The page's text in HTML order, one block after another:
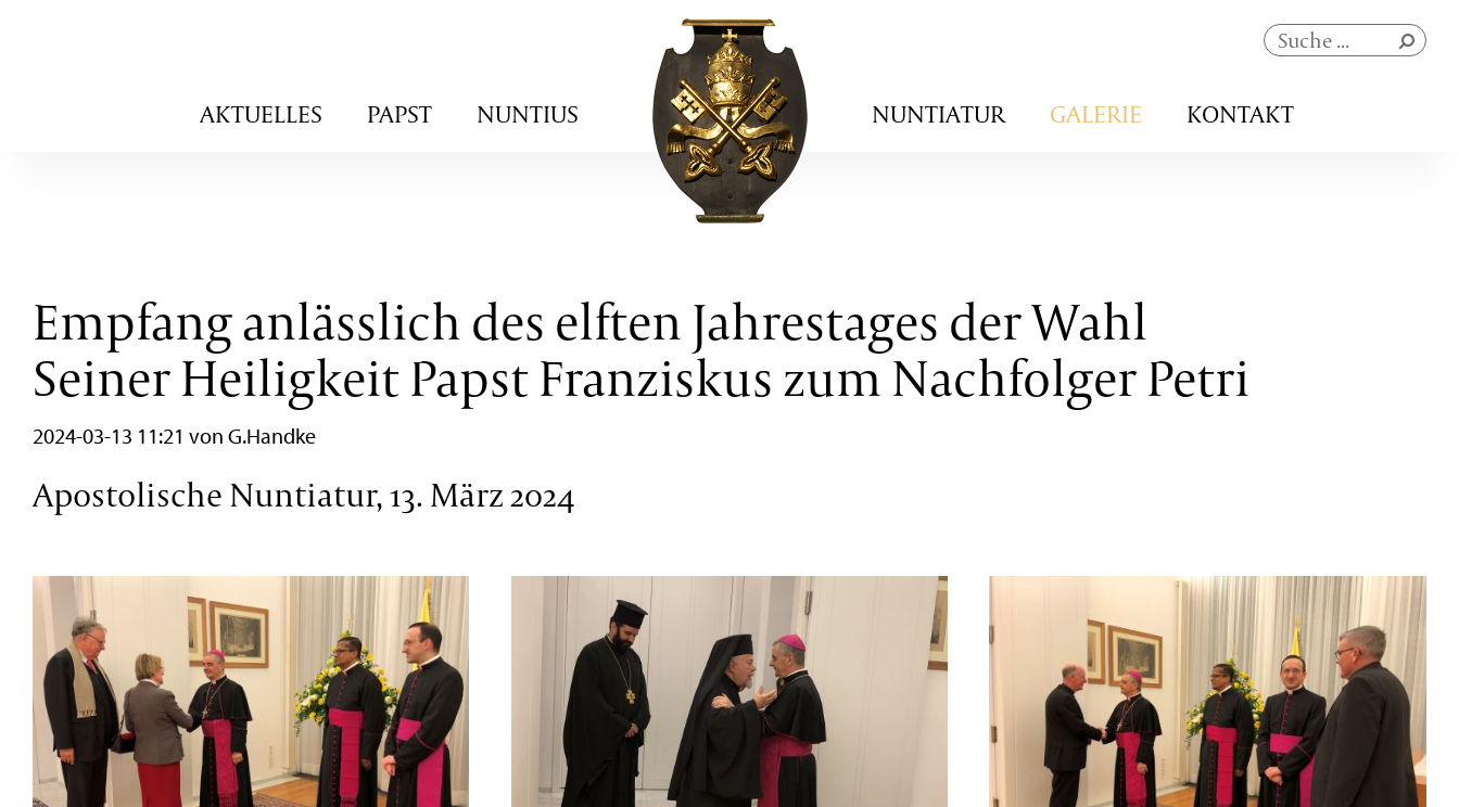
Navigation
überspringen
AKTUELLES PAPST NUNTIUS
Navigation
überspringen
NUNTIATUR GALERIE KONTAKT
Empfang anlässlich des elften Jahrestages der Wahl
Seiner Heiligkeit Papst Franziskus zum Nachfolger Petri
2024-03-13 11:21 von G.Handke
Apostolische Nuntiatur, 13. März 2024